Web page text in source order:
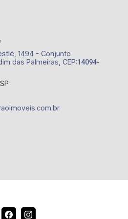
1494 - Conjunto
das Palmeiras, CEP:14094-